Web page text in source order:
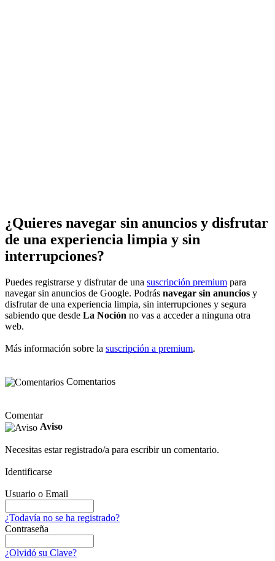
¿Quieres navegar sin anuncios y disfrutar
de una experiencia limpia y sin
interrupciones?
Puedes registrarse y disfrutar de una suscripción premium para
navegar sin anuncios de Google. Podrás navegar sin anuncios y
disfrutar de una experiencia limpia, sin interrupciones y segura
sabiendo que desde La Noción no vas a acceder a ninguna otra
web.
Más información sobre la suscripción a premium.
Comentarios
Comentar
Aviso
Necesitas estar registrado/a para escribir un comentario.
Identificarse
Usuario o Email
¿Todavía no se ha registrado?
Contraseña
¿Olvidó su Clave?